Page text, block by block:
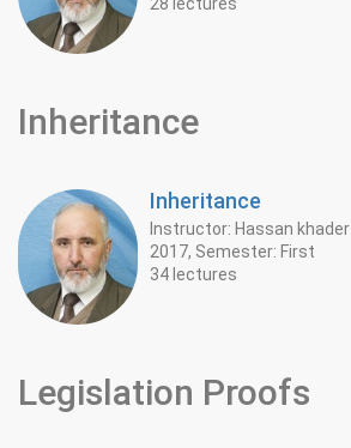
Inheritance
Inheritance
Instructor: Hassan khader
2017, Semester: First
34 lectures
Legislation Proofs